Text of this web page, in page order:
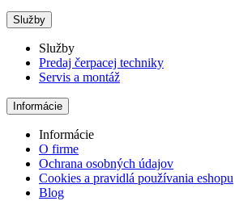
Služby
Služby
Predaj čerpacej techniky
Servis a montáž
Informácie
Informácie
O firme
Ochrana osobných údajov
Cookies a pravidlá používania eshopu
Blog